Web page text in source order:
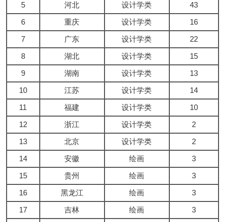
5
河北 设计学类
43
6
重庆 设计学类
16
7
广东 设计学类
22
8
湖北 设计学类
15
9
湖南 设计学类
13
10
江苏 设计学类
14
11
福建 设计学类
10
12
浙江 设计学类
2
13
北京 设计学类
2
14
安徽 绘画
3
15
贵州 绘画
3
16
黑龙江 绘画
3
17
吉林 绘画
3